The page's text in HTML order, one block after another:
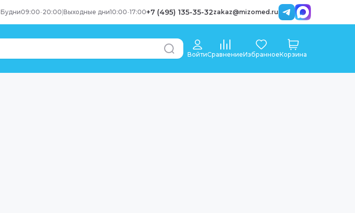
Будни09:00-20:00 Выходные дни10:00-17:00+7 (495) 135-35-32zakaz@mizomed.ru
ВойтиСравнениеИзбранноеКорзина